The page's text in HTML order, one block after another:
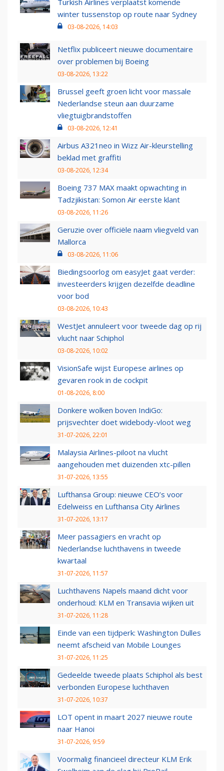
winter tussenstop op route naar Sydney
03-08-2026, 14:03
Netflix publiceert nieuwe documentaire
over problemen bij Boeing
03-08-2026, 13:22
Brussel geeft groen licht voor massale
Nederlandse steun aan duurzame
vliegtuigbrandstoffen
03-08-2026, 12:41
Airbus A321neo in Wizz Air-kleurstelling
beklad met graffiti
03-08-2026, 12:34
Boeing 737 MAX maakt opwachting in
Tadzjikistan: Somon Air eerste klant
03-08-2026, 11:26
Geruzie over officiële naam vliegveld van
Mallorca
03-08-2026, 11:06
Biedingsoorlog om easyJet gaat verder:
investeerders krijgen dezelfde deadline
voor bod
03-08-2026, 10:43
WestJet annuleert voor tweede dag op rij
vlucht naar Schiphol
03-08-2026, 10:02
VisionSafe wijst Europese airlines op
gevaren rook in de cockpit
01-08-2026, 8:00
Donkere wolken boven IndiGo:
prijsvechter doet widebody-vloot weg
31-07-2026, 22:01
Malaysia Airlines-piloot na vlucht
aangehouden met duizenden xtc-pillen
31-07-2026, 13:55
Lufthansa Group: nieuwe CEO’s voor
Edelweiss en Lufthansa City Airlines
31-07-2026, 13:17
Meer passagiers en vracht op
Nederlandse luchthavens in tweede
kwartaal
31-07-2026, 11:57
Luchthavens Napels maand dicht voor
onderhoud: KLM en Transavia wijken uit
31-07-2026, 11:28
Einde van een tijdperk: Washington Dulles
neemt afscheid van Mobile Lounges
31-07-2026, 11:25
Gedeelde tweede plaats Schiphol als best
verbonden Europese luchthaven
31-07-2026, 10:37
LOT opent in maart 2027 nieuwe route
naar Hanoi
31-07-2026, 9:59
Voormalig financieel directeur KLM Erik